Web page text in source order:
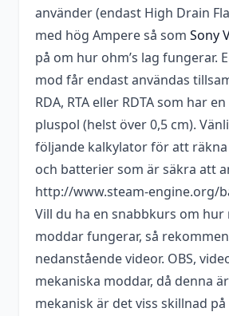
använder (endast High Drain
med hög Ampere så som Sony
på om hur ohm’s lag fungerar.
mod får endast användas
RDA, RTA eller RDTA som har
pluspol (helst över 0,5 cm).
följande kalkylator för att
och batterier som är säkra att
http://www.steam-engine.org/
Vill du ha en snabbkurs om hur
moddar fungerar, så
nedanstående videor. OBS,
mekaniska moddar, då denna
mekanisk är det viss skillnad